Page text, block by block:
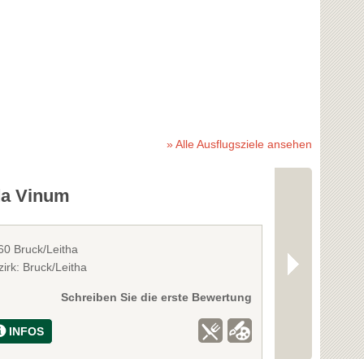
» Alle Ausflugsziele ansehen
Vinum
Bruck/Leitha
Bruck/Leitha
Schreiben Sie die erste Bewertung
INFOS
2401
Bezirk: Wien
INFOS